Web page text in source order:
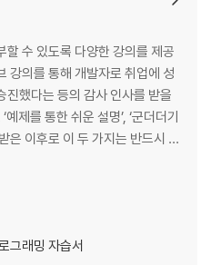
자
리 연산자
자
수 있도록 다양한 강의를 제공
강의를 통해 개발자로 취업에 성
진했다는 등의 감사 인사를 받을
제를 통한 쉬운 설명’, ‘군더더기
은 이후로 이 두 가지는 반드시 지
있다. - 유튜브 http
- 인프런 https://ww
그래밍 자습서